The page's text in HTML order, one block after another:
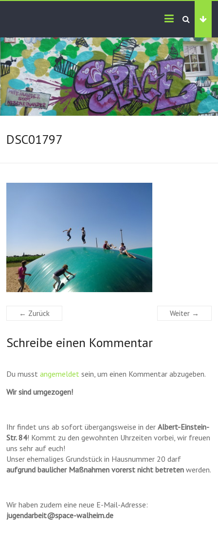
DSC01797
← Zurück Weiter →
Schreibe einen Kommentar
Du musstangemeldet sein, um einen Kommentar abzugeben.
Wir sind umgezogen!
Ihr findet uns ab sofort übergangsweise in derAlbert-Einstein-
Str. 84! Kommt zu den gewohnten Uhrzeiten vorbei, wir freuen
uns sehr auf euch!
Unser ehemaliges Grundstück in Hausnummer 20 darf
aufgrund baulicher Maßnahmen vorerst nicht betreten werden.
Wir haben zudem eine neue E-Mail-Adresse:
jugendarbeit@space-walheim.de